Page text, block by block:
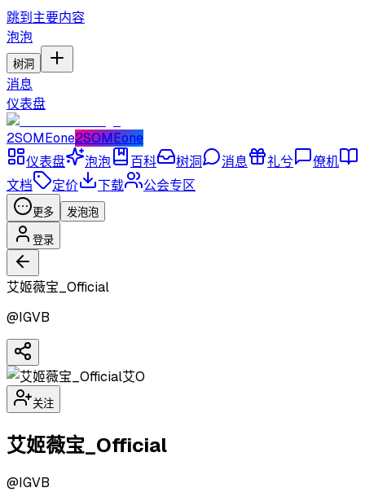
跳到主要内容
泡泡
树洞
消息
仪表盘
2SOMEone2SOMEone
仪表盘
泡泡 百科 树洞 消息 礼兮
僚机
文档
定价 下载 公会专区
更多 发泡泡
登录
艾姬薇宝_Official
@IGVB
艾O
关注
艾姬薇宝_Official
@IGVB